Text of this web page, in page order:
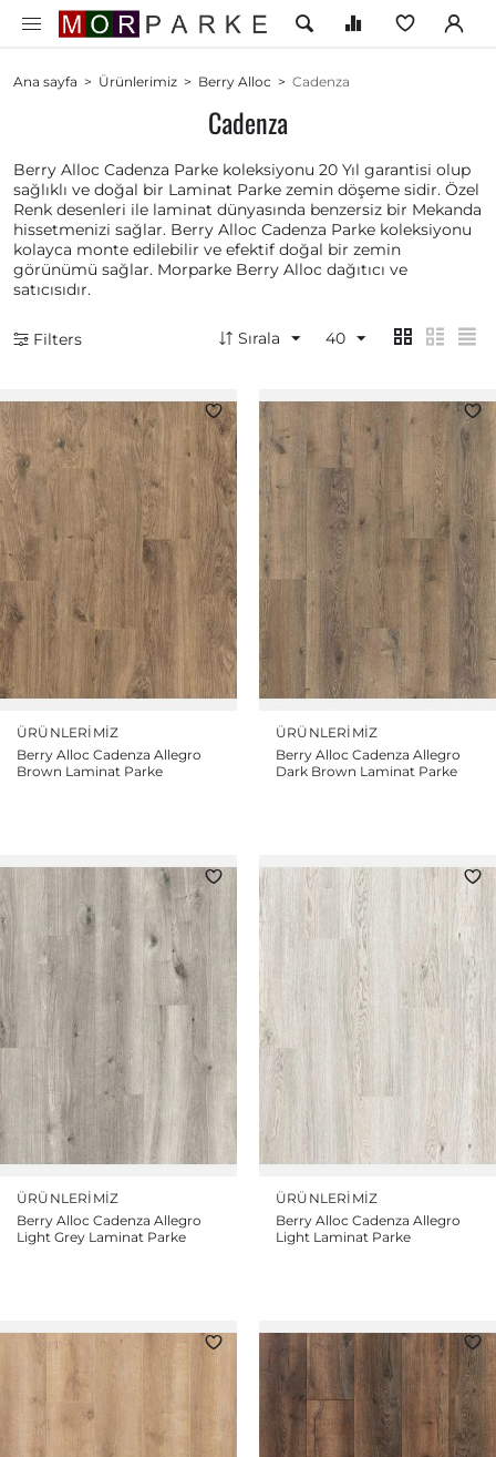
Ana sayfa > Ürünlerimiz > Berry Alloc > Cadenza
Cadenza
Berry Alloc Cadenza Parke koleksiyonu 20 Yıl garantisi olup
sağlıklı ve doğal bir Laminat Parke zemin döşeme sidir. Özel
Renk desenleri ile laminat dünyasında benzersiz bir Mekanda
hissetmenizi sağlar. Berry Alloc Cadenza Parke koleksiyonu
kolayca monte edilebilir ve efektif doğal bir zemin
görünümü sağlar. Morparke Berry Alloc dağıtıcı ve
satıcısıdır.
Filters Sırala 40
ÜRÜNLERIMIZ
Berry Alloc Cadenza Allegro
Brown Laminat Parke
ÜRÜNLERIMIZ
Berry Alloc Cadenza Allegro
Dark Brown Laminat Parke
ÜRÜNLERIMIZ
Berry Alloc Cadenza Allegro
Light Grey Laminat Parke
ÜRÜNLERIMIZ
Berry Alloc Cadenza Allegro
Light Laminat Parke